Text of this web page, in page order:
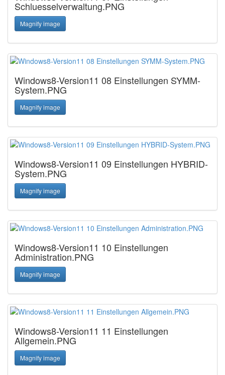
Schluesselverwaltung.PNG
Magnify image
Windows8-Version11 08 Einstellungen SYMM-
System.PNG
Magnify image
Windows8-Version11 09 Einstellungen HYBRID-
System.PNG
Magnify image
Windows8-Version11 10 Einstellungen
Administration.PNG
Magnify image
Windows8-Version11 11 Einstellungen
Allgemein.PNG
Magnify image